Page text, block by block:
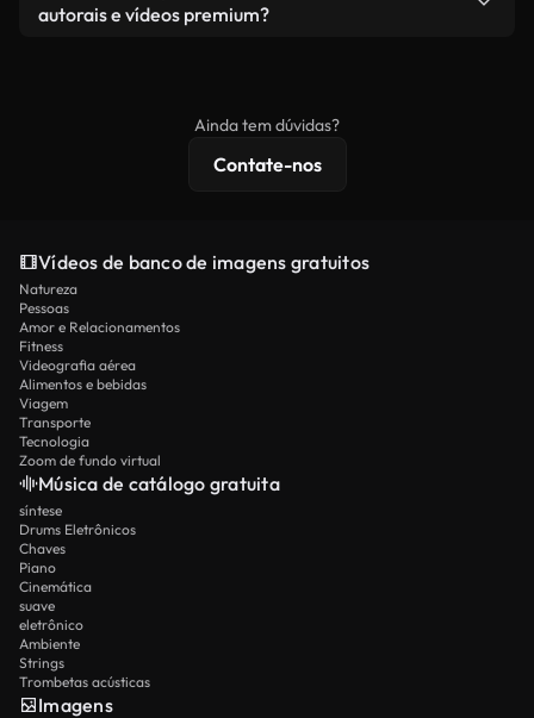
vídeos livremente. Apenas certifique-se de que o
autorais e vídeos premium?
licenciamento estendidas.
Ainda tem dúvidas?
Contate-nos
Vídeos de banco de imagens gratuitos
Natureza
Pessoas
Amor e Relacionamentos
Fitness
Videografia aérea
Alimentos e bebidas
Viagem
Transporte
Tecnologia
Zoom de fundo virtual
Música de catálogo gratuita
síntese
Drums Eletrônicos
Chaves
Piano
Cinemática
suave
eletrônico
Ambiente
Strings
Trombetas acústicas
Imagens